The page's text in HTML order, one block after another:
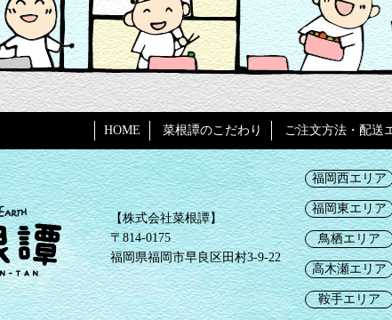
HOME 菜根譚のこだわり ご注文方法・配送
【株式会社菜根譚】
〒814-0175
福岡県福岡市早良区田村3-9-22
福岡西エリア
福岡東エリア
鳥栖エリア
高木瀬エリア
鞍手エリア